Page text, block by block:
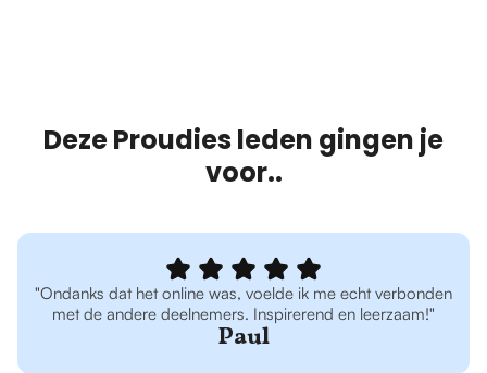
Deze Proudies leden gingen je
voor..
"Ondanks dat het online was, voelde ik me echt verbonden
met de andere deelnemers. Inspirerend en leerzaam!"
Paul